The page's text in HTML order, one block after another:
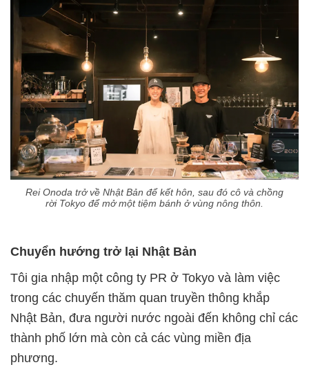
Rei Onoda trở về Nhật Bản để kết hôn, sau đó cô và chồng
rời Tokyo để mở một tiệm bánh ở vùng nông thôn.
Chuyển hướng trở lại Nhật Bản
Tôi gia nhập một công ty PR ở Tokyo và làm việc
trong các chuyến thăm quan truyền thông khắp
Nhật Bản, đưa người nước ngoài đến không chỉ các
thành phố lớn mà còn cả các vùng miền địa
phương.